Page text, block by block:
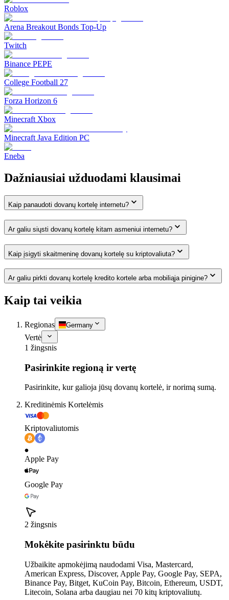
Roblox
Arena Breakout Bonds Top-Up
Twitch
Binance PEPE
College Football 27
Forza Horizon 6
Minecraft Xbox
Minecraft Java Edition PC
Eneba
Dažniausiai užduodami klausimai
Kaip panaudoti dovanų kortelę internetu?
Ar galiu siųsti dovanų kortelę kitam asmeniui internetu?
Kaip įsigyti skaitmeninę dovanų kortelę su kriptovaliuta?
Ar galiu pirkti dovanų kortelę kredito kortele arba mobiliąja pinigine?
Kaip tai veikia
Regionas Germany
Vertė
1 žingsnis
Pasirinkite regioną ir vertę
Pasirinkite, kur galioja jūsų dovanų kortelė, ir norimą sumą.
Kreditinėmis Kortelėmis
Kriptovaliutomis
Apple Pay
Google Pay
2 žingsnis
Mokėkite pasirinktu būdu
Užbaikite apmokėjimą naudodami Visa, Mastercard,
American Express, Discover, Apple Pay, Google Pay, SEPA,
Binance Pay, Bitget, KuCoin Pay, Bitcoin, Ethereum, USDT,
Litecoin, Solana arba daugiau nei 70 kitų kriptovaliutų.